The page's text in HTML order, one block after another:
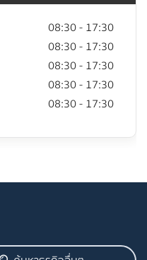
08:30 - 17:30
08:30 - 17:30
08:30 - 17:30
08:30 - 17:30
08:30 - 17:30